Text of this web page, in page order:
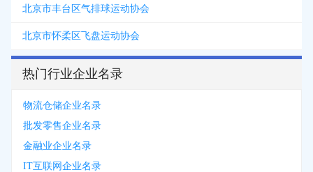
北京市丰台区气排球运动协会
北京市怀柔区飞盘运动协会
热门行业企业名录
物流仓储企业名录
批发零售企业名录
金融业企业名录
IT互联网企业名录